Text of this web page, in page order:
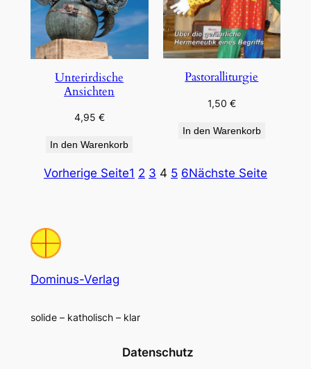
Unterirdische
Ansichten
4,95 €
In den Warenkorb
Pastoralliturgie
1,50 €
In den Warenkorb
Vorherige Seite1 2 3 4 5 6Nächste Seite
Dominus-Verlag
solide – katholisch – klar
Datenschutz